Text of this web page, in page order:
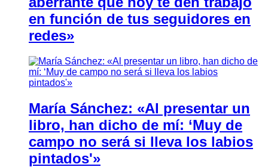
en función de tus seguidores en
redes»
María Sánchez: «Al presentar un
libro, han dicho de mí: ‘Muy de
campo no será si lleva los labios
pintados'»